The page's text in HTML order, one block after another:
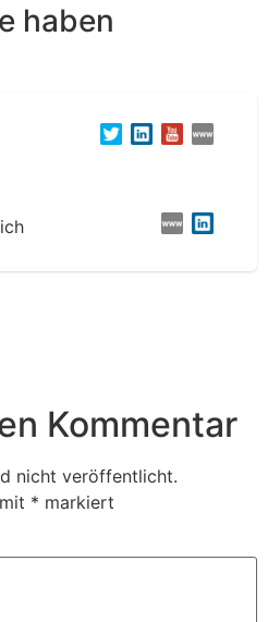
haben
Kommentar
nicht veröffentlicht.
* markiert